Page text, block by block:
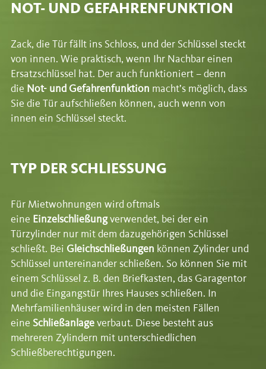
NOT- UND GEFAHRENFUNKTION
Zack, die Tür fällt ins Schloss, und der Schlüssel steckt
von innen. Wie praktisch, wenn Ihr Nachbar einen
Ersatzschlüssel hat. Der auch funktioniert – denn
die Not- und Gefahrenfunktion macht’s möglich, dass
Sie die Tür aufschließen können, auch wenn von
innen ein Schlüssel steckt.
TYP DER SCHLIESSUNG
Für Mietwohnungen wird oftmals
eine Einzelschließungverwendet, bei der ein
Türzylinder nur mit dem dazugehörigen Schlüssel
schließt. Bei Gleichschließungen können Zylinder und
Schlüssel untereinander schließen. So können Sie mit
einem Schlüssel z. B. den Briefkasten, das Garagentor
und die Eingangstür Ihres Hauses schließen. In
Mehrfamilienhäuser wird in den meisten Fällen
eine Schließanlage verbaut. Diese besteht aus
mehreren Zylindern mit unterschiedlichen
Schließberechtigungen.